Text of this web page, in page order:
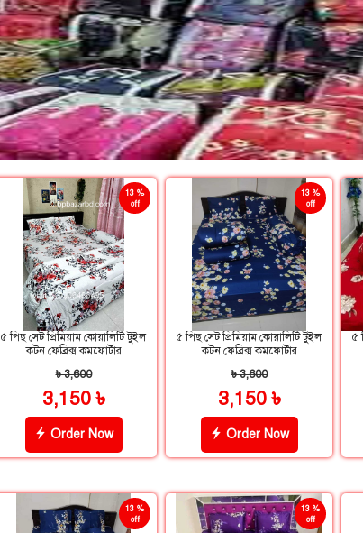
13 %
off
৫ পিছ সেট প্রিমিয়াম কোয়ালিটি টুইল
কটন ফেব্রিক্স কমফোর্টার
৳ 3,600
3,150 ৳
Order Now
13 %
off
৫ পিছ সেট প্রিমিয়াম কোয়ালিটি টুইল
কটন ফেব্রিক্স কমফোর্টার
৳ 3,600
3,150 ৳
Order Now
৫
13 %
off
13 %
off